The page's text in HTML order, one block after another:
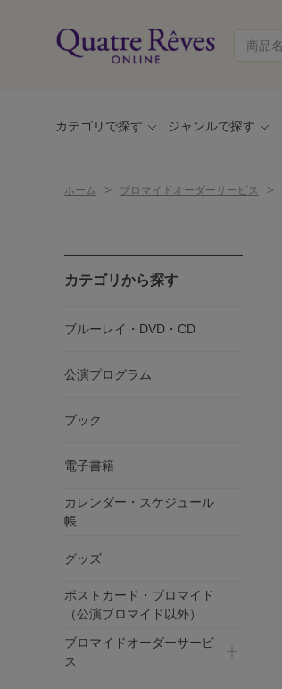
カテゴリで探す ジャンルで探す
ホーム > ブロマイドオーダーサービス >
カテゴリから探す
ブルーレイ・DVD・CD
公演プログラム
ブック
電子書籍
カレンダー・スケジュール
帳
グッズ
ポストカード・ブロマイド
（公演ブロマイド以外）
ブロマイドオーダーサービ
ス